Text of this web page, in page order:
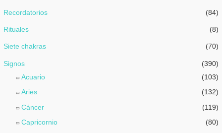
Recordatorios (84)
Rituales (8)
Siete chakras (70)
Signos
(390)
Acuario
(103)
Aries (132)
Cáncer (119)
Capricornio (80)